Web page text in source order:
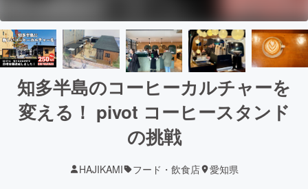
知多半島のコーヒーカルチャーを
変える！ pivot コーヒースタンド
の挑戦
HAJIKAMI フード・飲食店 愛知県